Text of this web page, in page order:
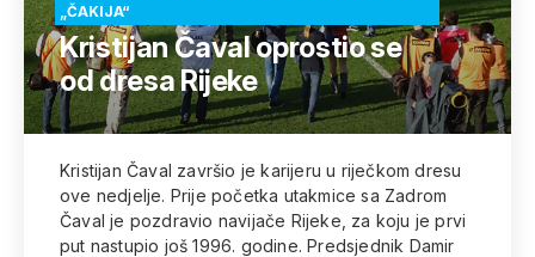
„ČAKIJA“
Kristijan Čaval oprostio se
od dresa Rijeke
Kristijan Čaval završio je karijeru u riječkom dresu
ove nedjelje. Prije početka utakmice sa Zadrom
Čaval je pozdravio navijače Rijeke, za koju je prvi
put nastupio još 1996. godine. Predsjednik Damir